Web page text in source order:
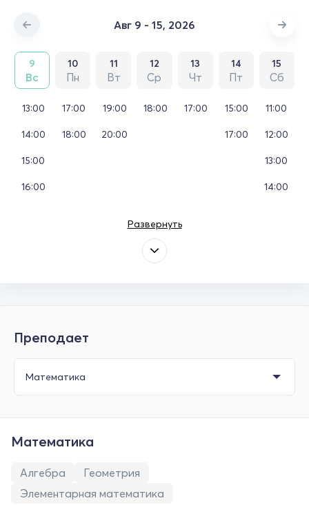
Авг 9 - 15, 2026
9
Вс
10
Пн
11
Вт
12
Ср
13
Чт
14
Пт
15
Сб
13:00
14:00
15:00
16:00
17:00
18:00
19:00
20:00
18:00 17:00 15:00
17:00
11:00
12:00
13:00
14:00
Развернуть
Преподает
Математика
Алгебра
Геометрия
Элементарная математика